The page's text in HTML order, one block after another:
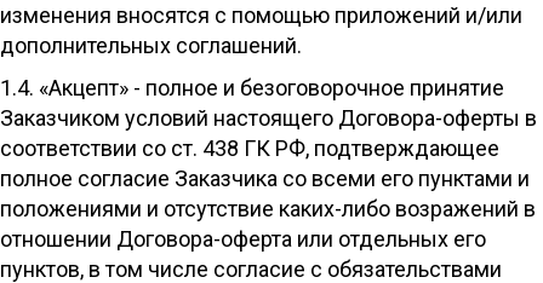
изменения вносятся с помощью приложений и/или
дополнительных соглашений.
1.4. «Акцепт» - полное и безоговорочное принятие
Заказчиком условий настоящего Договора-оферты в
соответствии со ст. 438 ГК РФ, подтверждающее
полное согласие Заказчика со всеми его пунктами и
положениями и отсутствие каких-либо возражений в
отношении Договора-оферта или отдельных его
пунктов, в том числе согласие с обязательствами